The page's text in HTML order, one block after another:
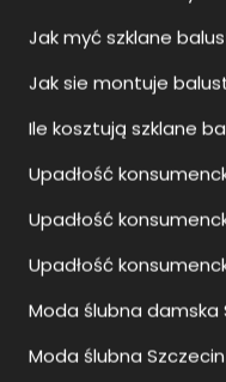
Jak myć szklane
Jak sie montuje
Ile kosztują szklane
Upadłość
Upadłość
Upadłość
Moda ślubna damska
Moda ślubna Szczecin